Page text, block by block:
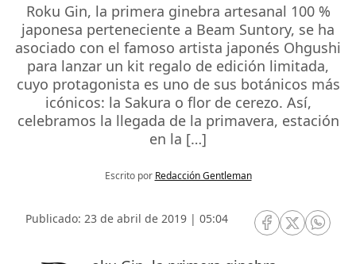
Roku Gin, la primera ginebra artesanal 100 %
japonesa perteneciente a Beam Suntory, se ha
asociado con el famoso artista japonés Ohgushi
para lanzar un kit regalo de edición limitada,
cuyo protagonista es uno de sus botánicos más
icónicos: la Sakura o flor de cerezo. Así,
celebramos la llegada de la primavera, estación
en la […]
Escrito por Redacción Gentleman
Publicado: 23 de abril de 2019 | 05:04
RRSS Facebook
RRSSRRSS